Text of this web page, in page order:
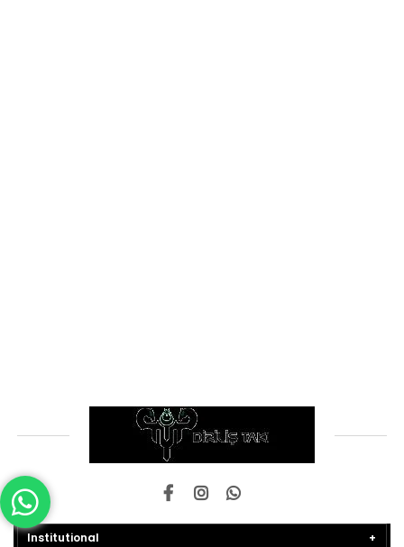
Institutional